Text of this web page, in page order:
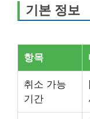
기본 정보
항목
취소 가능
기간